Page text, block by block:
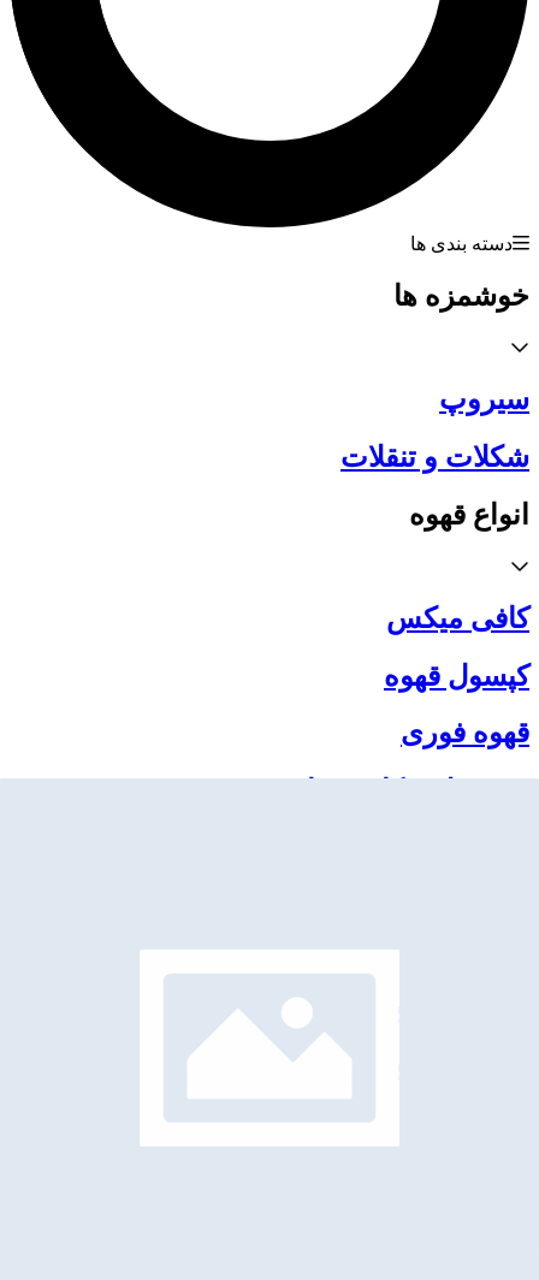
دسته بندی ها
خوشمزه ها
سیروپ
شکلات و تنقلات
انواع قهوه
کافی میکس
کپسول قهوه
قهوه فوری
اکسسوری بار گرم
اکسسوری بار سرد